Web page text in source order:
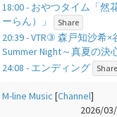
18:00 - おやつタイム「然
ーらん）」
Share
20:39 - VTR③ 森戸知沙希
Summer Night～真夏の決
24:08 - エンディング Share
M-line Music [Channel]
2026/